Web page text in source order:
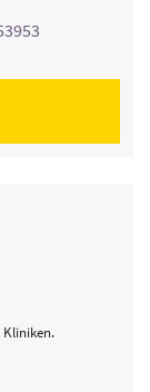
Kliniken.